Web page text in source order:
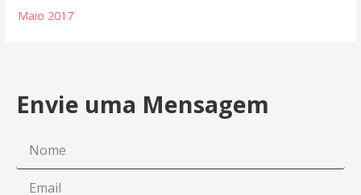
Maio 2017
Envie uma Mensagem